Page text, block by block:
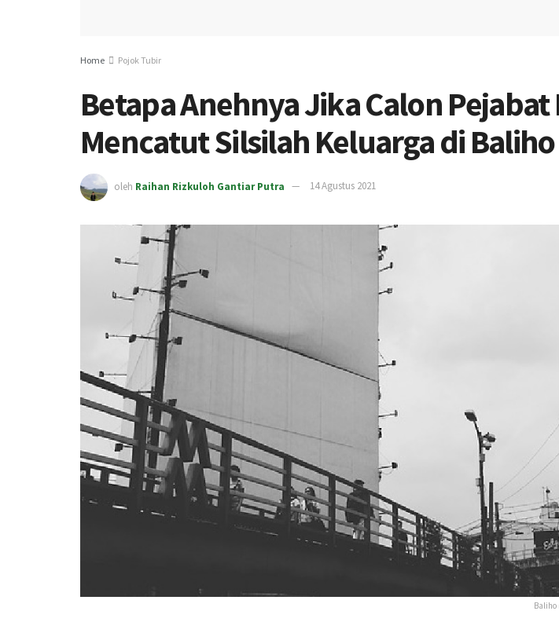
Home Pojok Tubir
Betapa Anehnya Jika Calon Pejabat
Mencatut Silsilah Keluarga di Baliho
oleh Raihan Rizkuloh Gantiar Putra 14 Agustus 2021